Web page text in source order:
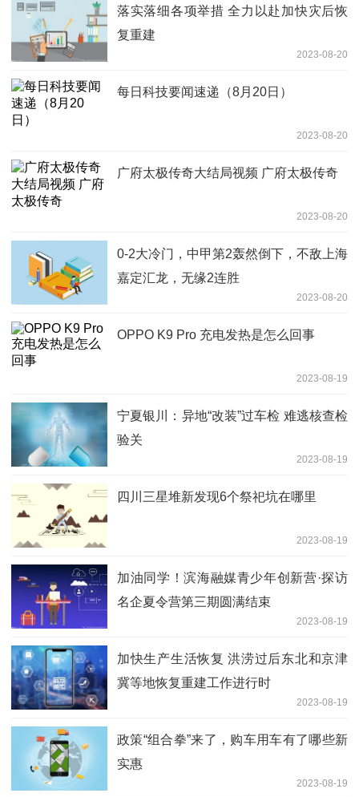
落实落细各项举措 全力以赴加快灾后恢
复重建
2023-08-20
每日科技要闻速递（8月20日）
2023-08-20
广府太极传奇大结局视频 广府太极传奇
2023-08-20
0-2大冷门，中甲第2轰然倒下，不敌上海
嘉定汇龙，无缘2连胜
2023-08-20
OPPO K9 Pro 充电发热是怎么回事
2023-08-19
宁夏银川：异地“改装”过车检 难逃核查检
验关
2023-08-19
四川三星堆新发现6个祭祀坑在哪里
2023-08-19
加油同学！滨海融媒青少年创新营·探访
名企夏令营第三期圆满结束
2023-08-19
加快生产生活恢复 洪涝过后东北和京津
冀等地恢复重建工作进行时
2023-08-19
政策“组合拳”来了，购车用车有了哪些新
实惠
2023-08-19